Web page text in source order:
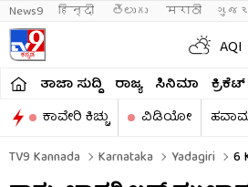
News9 हिन्दी తెలుగు मराठी
AQI
ತಾಜಾ ಸುದ್ದಿ ರಾಜ್ಯ ಸಿನಿಮಾ ಕ್ರಿಕೆಟ್​
ಕಾವೇರಿ ಕಿಚ್ಚು
ವಿಡಿಯೋ
TV9 Kannada
Karnataka Yadagiri 6